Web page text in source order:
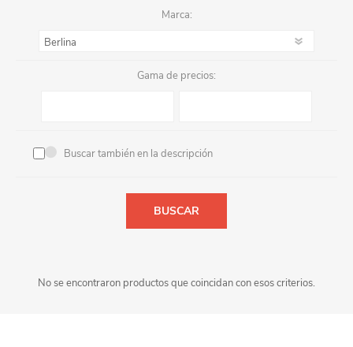
Marca:
Gama de precios:
Buscar también en la descripción
No se encontraron productos que coincidan con esos criterios.